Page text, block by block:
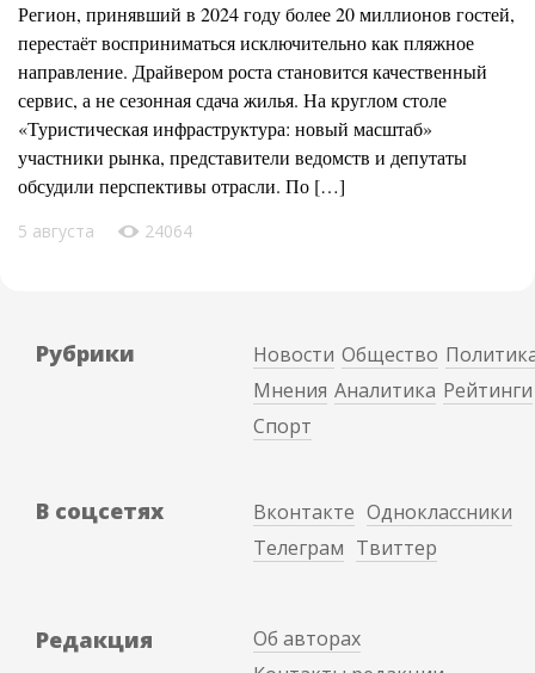
Регион, принявший в 2024 году более 20 миллионов гостей,
перестаёт восприниматься исключительно как пляжное
направление. Драйвером роста становится качественный
сервис, а не сезонная сдача жилья. На круглом столе
«Туристическая инфраструктура: новый масштаб»
участники рынка, представители ведомств и депутаты
обсудили перспективы отрасли. По […]
5 августа 24064
Рубрики Новости Общество
Мнения Аналитика Рейтинги
Спорт
В соцсетях Вконтакте Одноклассники
Телеграм Твиттер
Редакция
Об авторах